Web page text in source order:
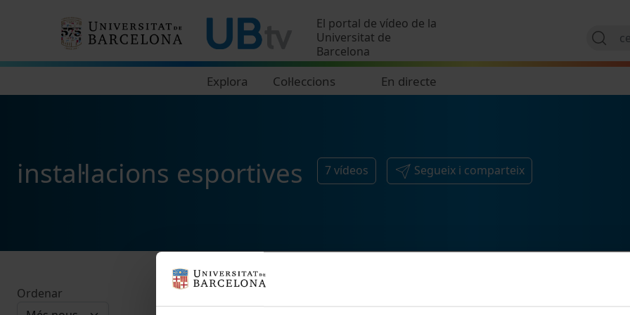
El portal de vídeo de la
Universitat de
Barcelona
Explora Col·leccions En directe
instal·lacions esportives 7vídeos Segueix i comparteix
Ordenar